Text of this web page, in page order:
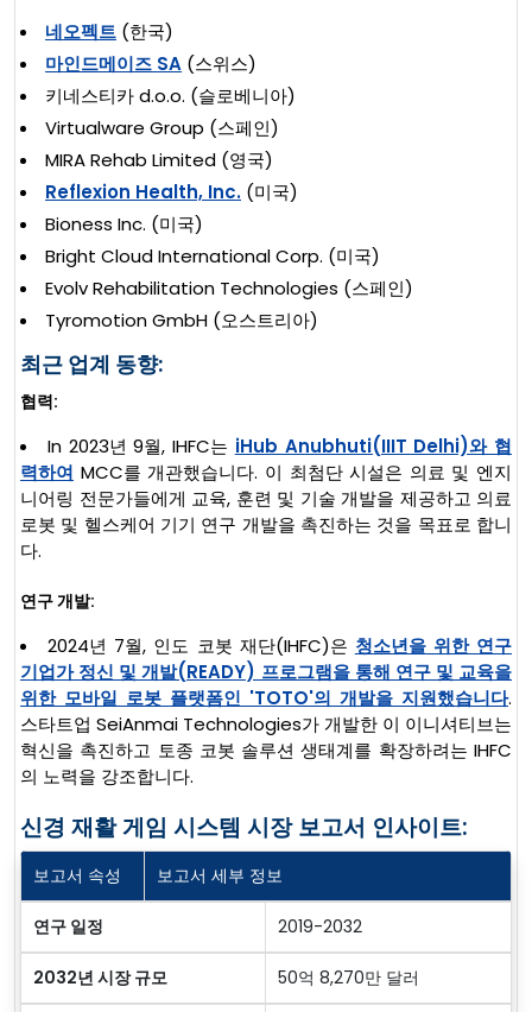
네오펙트 (한국)
마인드메이즈 SA (스위스)
키네스티카 d.o.o. (슬로베니아)
Virtualware Group (스페인)
MIRA Rehab Limited (영국)
Reflexion Health, Inc. (미국)
Bioness Inc. (미국)
Bright Cloud International Corp. (미국)
Evolv Rehabilitation Technologies (스페인)
Tyromotion GmbH (오스트리아)
최근 업계 동향:
협력:
In 2023년 9월, IHFC는 iHub Anubhuti(IIIT Delhi)와 협
력하여 MCC를 개관했습니다. 이 최첨단 시설은 의료 및 엔지
니어링 전문가들에게 교육, 훈련 및 기술 개발을 제공하고 의료
로봇 및 헬스케어 기기 연구 개발을 촉진하는 것을 목표로 합니
다.
연구 개발:
2024년 7월, 인도 코봇 재단(IHFC)은 청소년을 위한 연구
기업가 정신 및 개발(READY) 프로그램을 통해 연구 및 교육을
위한 모바일 로봇 플랫폼인 'TOTO'의 개발을 지원했습니다.
스타트업 SeiAnmai Technologies가 개발한 이 이니셔티브는
혁신을 촉진하고 토종 코봇 솔루션 생태계를 확장하려는 IHFC
의 노력을 강조합니다.
신경 재활 게임 시스템 시장 보고서 인사이트:
보고서 속성 보고서 세부 정보
연구 일정 2019-2032
2032년 시장 규모 50억 8,270만 달러